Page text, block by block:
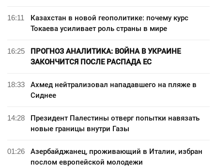
16:11
Казахстан в новой геополитике: почему курс
Токаева усиливает роль страны в мире
16:25
ПРОГНОЗ АНАЛИТИКА: ВОЙНА В УКРАИНЕ
ЗАКОНЧИТСЯ ПОСЛЕ РАСПАДА ЕС
18:33
Ахмед нейтрализовал нападавшего на пляже в
Сиднее
14:28
Президент Палестины отверг попытки навязать
новые границы внутри Газы
01:26
Азербайджанец, проживающий в Италии, избран
послом европейской молодежи